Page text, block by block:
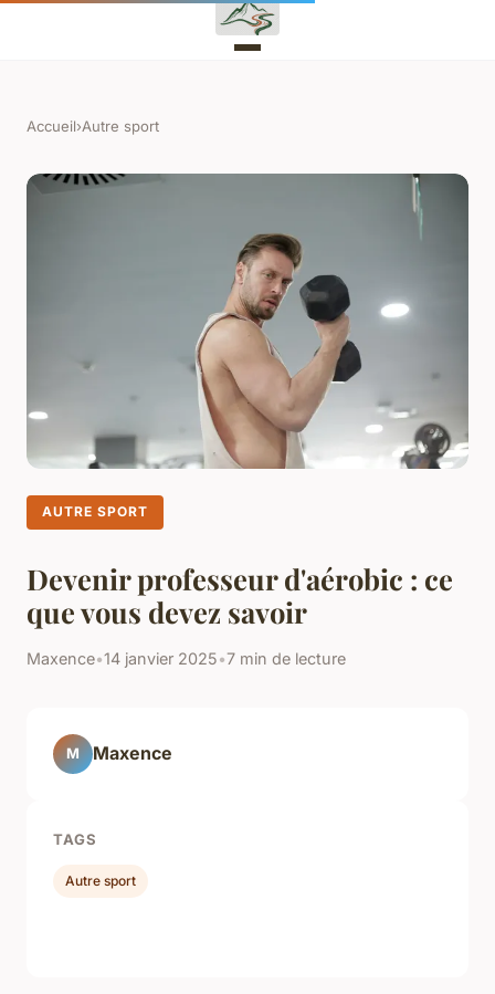
Accueil›Autre sport
AUTRE SPORT
Devenir professeur d'aérobic : ce
que vous devez savoir
Maxence•14 janvier 2025•7 min de lecture
M Maxence
TAGS
Autre sport